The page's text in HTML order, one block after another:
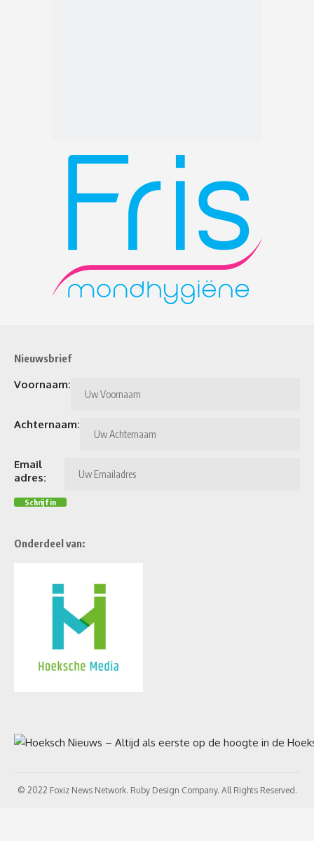
Nieuwsbrief
Voornaam:
Achternaam:
Email
adres:
Onderdeel van:
© 2022 Foxiz News Network. Ruby Design Company. All Rights Reserved.